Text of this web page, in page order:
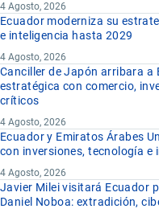
4 Agosto, 2026
Ecuador moderniza su
e inteligencia hasta 2029
4 Agosto, 2026
Canciller de Japón arribara a
estratégica con comercio,
críticos
4 Agosto, 2026
Ecuador y Emiratos Árabes
con inversiones, tecnología e
4 Agosto, 2026
Javier Milei visitará Ecuador
Daniel Noboa: extradición,